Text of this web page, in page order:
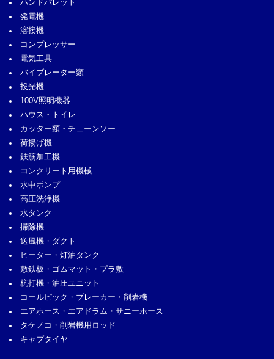
ハンドパレット
発電機
溶接機
コンプレッサー
電気工具
バイブレーター類
投光機
100V照明機器
ハウス・トイレ
カッター類・チェーンソー
荷揚げ機
鉄筋加工機
コンクリート用機械
水中ポンプ
高圧洗浄機
水タンク
掃除機
送風機・ダクト
ヒーター・灯油タンク
敷鉄板・ゴムマット・プラ敷
杭打機・油圧ユニット
コールピック・ブレーカー・削岩機
エアホース・エアドラム・サニーホース
タケノコ・削岩機用ロッド
キャプタイヤ